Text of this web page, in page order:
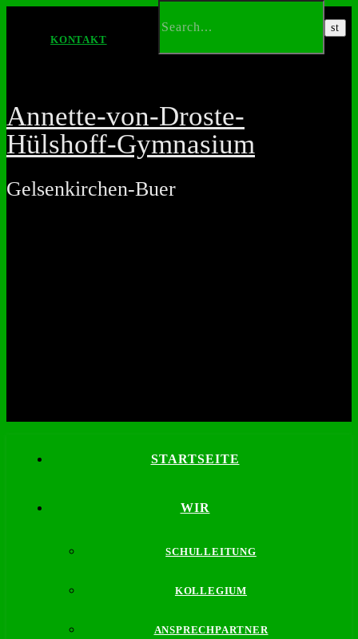
KONTAKT
Annette-von-Droste-
Hülshoff-Gymnasium
Gelsenkirchen-Buer
STARTSEITE
WIR
SCHULLEITUNG
KOLLEGIUM
ANSPRECHPARTNER